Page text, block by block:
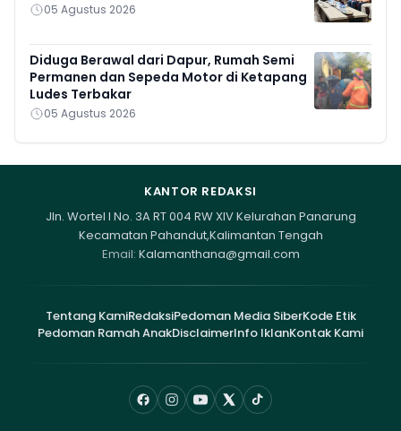
05 Agustus 2026
Diduga Berawal dari Dapur, Rumah Semi
Permanen dan Sepeda Motor di Ketapang
Ludes Terbakar
05 Agustus 2026
KANTOR REDAKSI
Jln. Wortel I No. 3A RT 004 RW XIV Kelurahan Panarung
Kecamatan Pahandut,Kalimantan Tengah
Email: Kalamanthana@gmail.com
Tentang KamiRedaksiPedoman Media SiberKode Etik
Pedoman Ramah AnakDisclaimerInfo IklanKontak Kami